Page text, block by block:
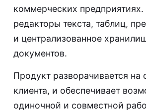
коммерческих
редакторы текста, таблиц,
и централизованное
документов.
Продукт разворачивается на
клиента, и обеспечивает
одиночной и совместной
О компании